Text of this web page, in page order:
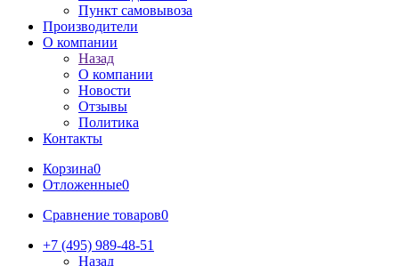
Пункт самовывоза
Производители
О компании
Назад
О компании
Новости
Отзывы
Политика
Контакты
Корзина0
Отложенные0
Сравнение товаров0
+7 (495) 989-48-51
Назад